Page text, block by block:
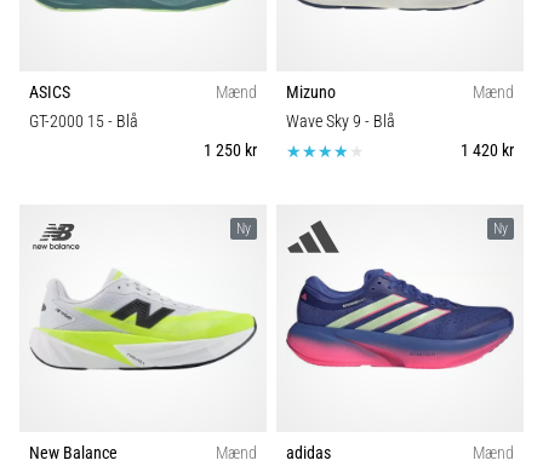
ASICS
Mænd
GT-2000 15- Blå
1 250 kr
Mizuno
Mænd
Wave Sky 9 - Blå
1 420 kr
Ny
New Balance
Mænd
Ny
adidas
Mænd